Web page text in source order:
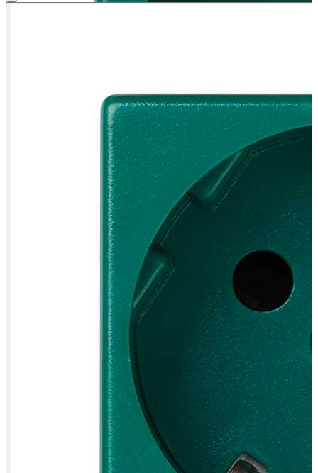
Vista frontal base de tomada schuko 16 A 250 V~ Simon K45 verde